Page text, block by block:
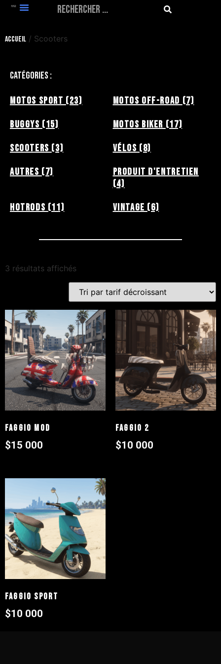
Accueil / Scooters
Catégories :
Motos Sport (23) Motos Off-Road (7)
Buggys (15) Motos Biker (17)
Scooters (3) Vélos (8)
Autres (7)
Produit d'entretien
(4)
HotRods (11) Vintage (6)
3 résultats affichés
Faggio Mod
$15 000
Faggio 2
$10 000
Faggio Sport
$10 000